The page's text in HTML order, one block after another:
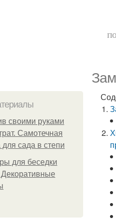
своими руками
Самотечная
сада в степи
для беседки